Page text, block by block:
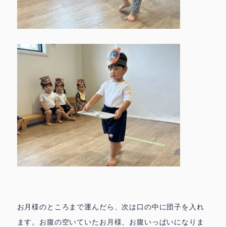
お月様のところまで運んだら、次は口の中に団子を入れ
ます。お腹の空いていたお月様、お腹いっぱいになりま